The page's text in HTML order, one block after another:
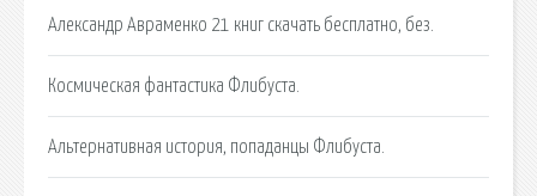
Александр Авраменко 21 книг скачать бесплатно, без.
Космическая фантастика Флибуста.
Альтернативная история, попаданцы Флибуста.